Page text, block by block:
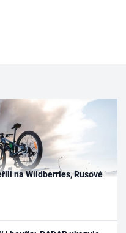
na Wildberries, Rusové